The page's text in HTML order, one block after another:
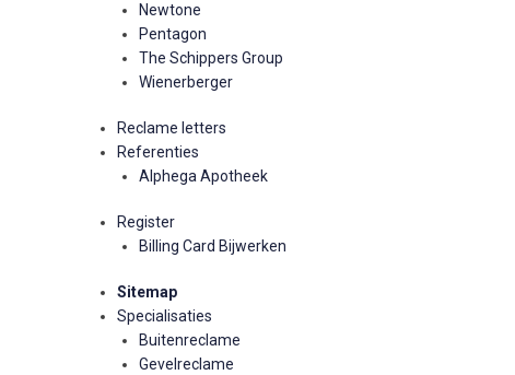
Newtone
Pentagon
The Schippers Group
Wienerberger
Reclame letters
Referenties
Alphega Apotheek
Register
Billing Card Bijwerken
Sitemap
Specialisaties
Buitenreclame
Gevelreclame